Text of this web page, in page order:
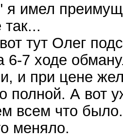
я имел
тут Олег
6-7 ходе
и при цене
полной. А вот
всем что
меняло.